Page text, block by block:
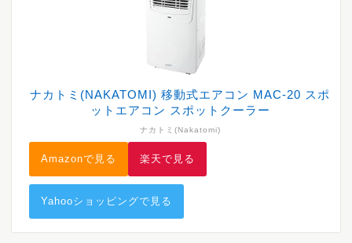
ナカトミ(NAKATOMI) 移動式エアコン MAC-20 スポ
ットエアコン スポットクーラー
ナカトミ(Nakatomi)
Amazonで見る 楽天で見る
Yahooショッピングで見る